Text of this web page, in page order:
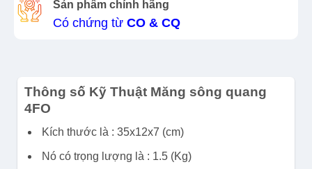
Sản phẩm chính hãng
Có chứng từ CO & CQ
Thông số Kỹ Thuật Măng sông quang
4FO
Kích thước là : 35x12x7 (cm)
Nó có trọng lượng là : 1.5 (Kg)